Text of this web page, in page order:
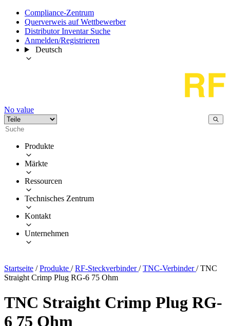
Compliance-Zentrum
Querverweis auf Wettbewerber
Distributor Inventar Suche
Anmelden/Registrieren
Deutsch
No value
Produkte
Märkte
Ressourcen
Technisches Zentrum
Kontakt
Unternehmen
Startseite / Produkte / RF-Steckverbinder/ TNC-Verbinder/ TNC
Straight Crimp Plug RG-6 75 Ohm
TNC Straight Crimp Plug RG-
6 75 Ohm